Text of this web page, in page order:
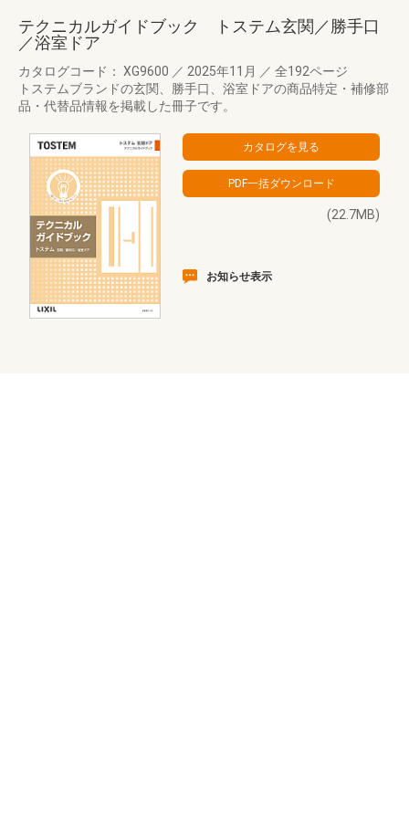
テクニカルガイドブック トステム玄関／勝手口
／浴室ドア
カタログコード： XG9600 ／ 2025年11月 ／ 全192ページ
トステムブランドの玄関、勝手口、浴室ドアの商品特定・補修部
品・代替品情報を掲載した冊子です。
(22.7MB)
お知らせ表示